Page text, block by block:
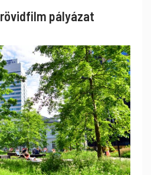
pályázat